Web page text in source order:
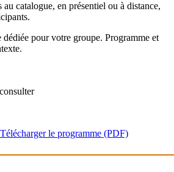
au catalogue, en présentiel ou à distance,
pour votre groupe. Programme et
Télécharger le programme (PDF)